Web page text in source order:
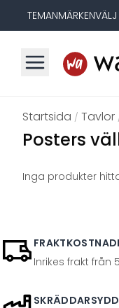
TEMANMÄRKEN
Startsida /Tavlor
Posters
Inga produkter
Inrikes frakt från